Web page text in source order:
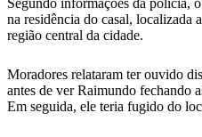
Segundo informações da polícia,
na residência do casal, localizada
região central da cidade.
Moradores relataram ter ouvido
antes de ver Raimundo fechando
Em seguida, ele teria fugido do